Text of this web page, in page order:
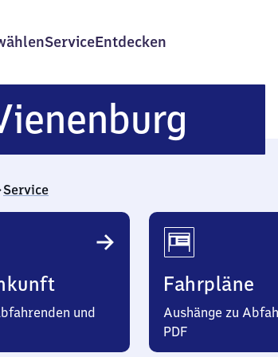
ServiceEntdecken
Service
und
Fahrpläne
Aushänge zu
PDF